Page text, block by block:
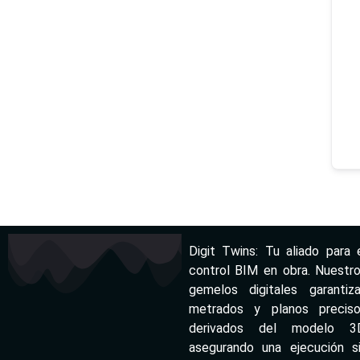
Digit Twins: Tu aliado para
control BIM en obra.
gemelos digitales
metrados y planos
derivados del modelo
asegurando una ejecución